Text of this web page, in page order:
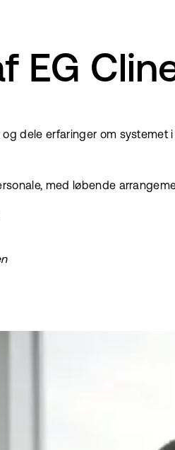
EG
og dele erfaringer om
med løbende